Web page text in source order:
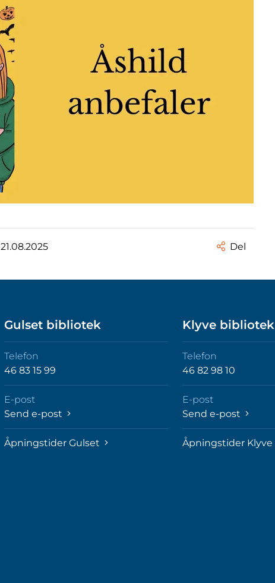
21.08.2025 Del
Gulset bibliotek
Telefon
46 83 15 99
E-post
Send e-post
Åpningstider Gulset
Klyve bibliotek
Telefon
46 82 98 10
E-post
Send e-post
Åpningstider Klyve